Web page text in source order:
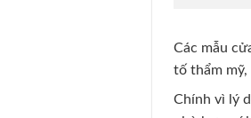
Các mẫu
tố thẩm
Chính vì lý